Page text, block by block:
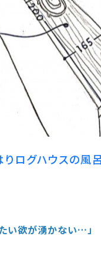
りログハウスの風
い欲が湧かない…」